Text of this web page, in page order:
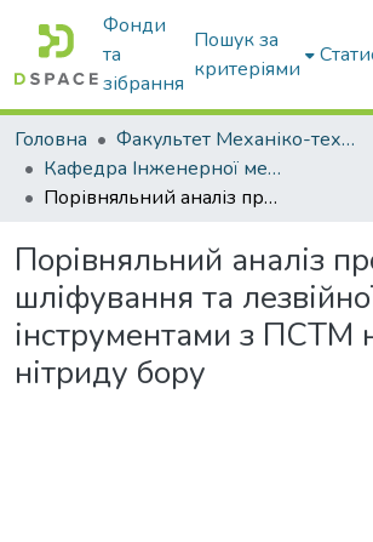
Фонди
та
зібрання
Пошук за
критеріями
Головна
Факультет Механіко-технологічний
Кафедра Інженерної механіки та комп'ютерного проектування
Порівняльний аналіз процесів шліфування та лезвійної обробки інструментами з ПСТМ на основі нітриду бору
Порівняльний аналіз
шліфування та
інструментами з ПСТМ
нітриду бору